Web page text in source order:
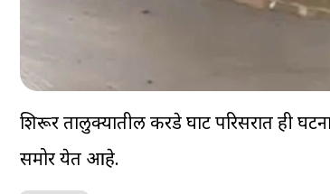
शिरूर तालुक्यातील करडे घाट परिसरात ही
समोर येत आहे.